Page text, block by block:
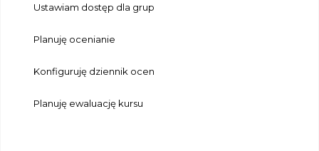
Ustawiam dostęp dla grup
Planuję ocenianie
Konfiguruję dziennik ocen
Planuję ewaluację kursu